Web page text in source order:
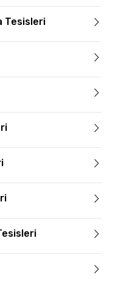
Tesisleri